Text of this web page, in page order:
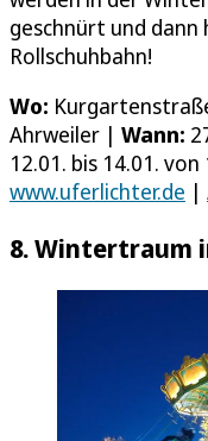
geschnürt und
Rollschuhbahn!
Wo:
Ahrweiler | Wann:
12.01. bis 14.01.
www.uferlichter.de |
8. Wintertraum